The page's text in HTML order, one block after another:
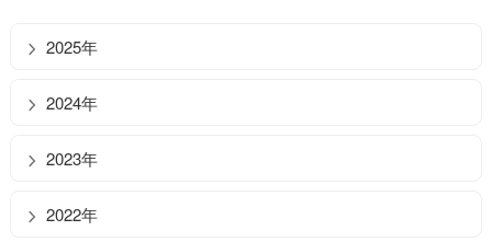
2025年
2024年
2023年
2022年